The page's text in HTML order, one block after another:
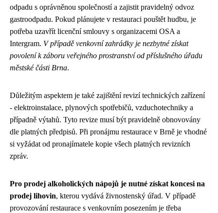
odpadu s oprávněnou společností a zajistit pravidelný odvoz
gastroodpadu. Pokud plánujete v restauraci pouštět hudbu, je
potřeba uzavřít licenční smlouvy s organizacemi OSA a
Intergram. V případě venkovní zahrádky je nezbytné získat
povolení k záboru veřejného prostranství od příslušného úřadu
městské části Brna.
Důležitým aspektem je také zajištění revizí technických zařízení
- elektroinstalace, plynových spotřebičů, vzduchotechniky a
případně výtahů. Tyto revize musí být pravidelně obnovovány
dle platných předpisů. Při pronájmu restaurace v Brně je vhodné
si vyžádat od pronajímatele kopie všech platných revizních
zpráv.
Pro prodej alkoholických nápojů je nutné získat koncesi na
prodej lihovin, kterou vydává živnostenský úřad. V případě
provozování restaurace s venkovním posezením je třeba